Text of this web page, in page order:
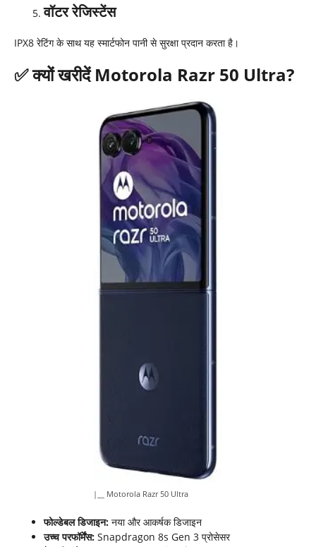
वॉटर रेजिस्टेंस
IPX8 रेटिंग के साथ यह स्मार्टफोन पानी से सुरक्षा प्रदान करता है।
✅क्यों खरीदेंMotorola Razr 50 Ultra?
|__ Motorola Razr 50 Ultra
फोल्डेबल डिजाइन: नया और आकर्षक डिजाइन
उच्च परफॉर्मेंस: Snapdragon 8s Gen 3 प्रोसेसर